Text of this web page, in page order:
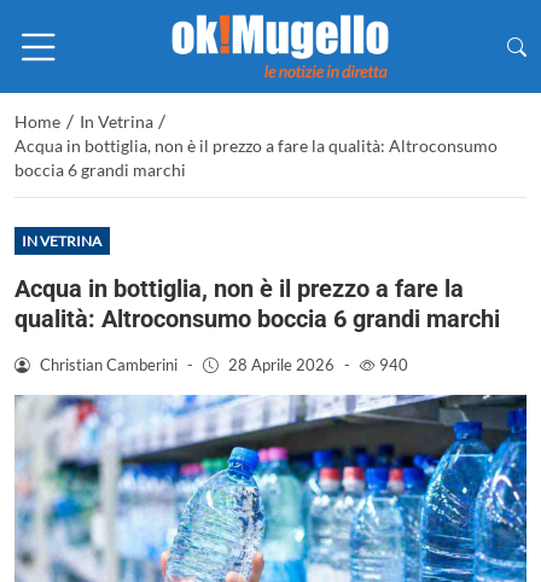
Home / In Vetrina /
Acqua in bottiglia, non è il prezzo a fare la qualità: Altroconsumo
boccia 6 grandi marchi
IN VETRINA
Acqua in bottiglia, non è il prezzo a fare la
qualità: Altroconsumo boccia 6 grandi marchi
Christian Camberini - 28 Aprile 2026 - 940